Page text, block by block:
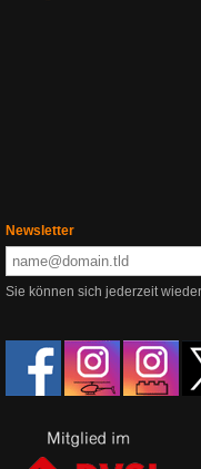
Newsletter
Sie können sich jederzeit